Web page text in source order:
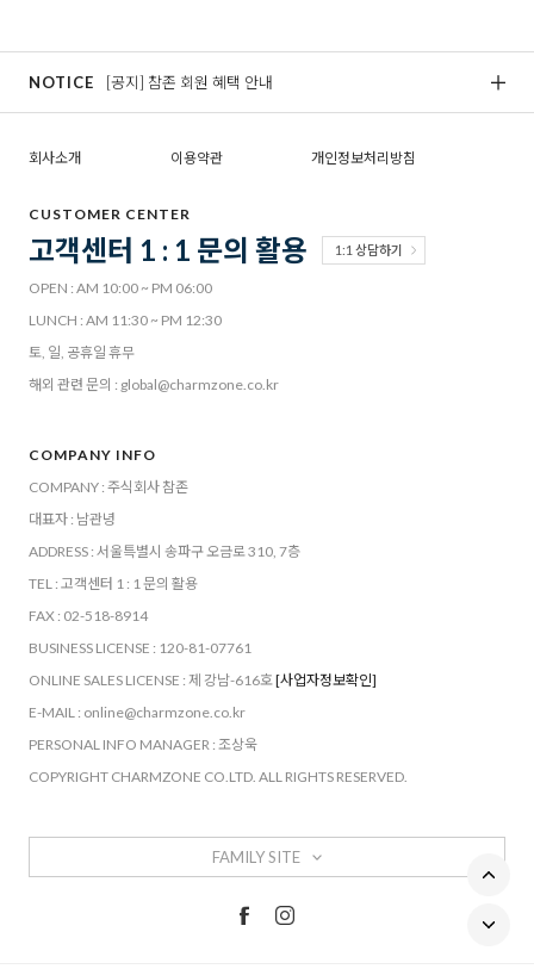
NOTICE [공지] 참존 공식몰 배송안내
회사소개 이용약관 개인정보처리방침
CUSTOMER CENTER
고객센터 1 : 1 문의 활용 1:1 상담하기
OPEN : AM 10:00 ~ PM 06:00
LUNCH : AM 11:30 ~ PM 12:30
토, 일, 공휴일 휴무
해외 관련 문의 : global@charmzone.co.kr
COMPANY INFO
COMPANY : 주식회사 참존
대표자 : 남관녕
ADDRESS : 서울특별시 송파구 오금로 310, 7층
TEL : 고객센터 1 : 1 문의 활용
FAX : 02-518-8914
BUSINESS LICENSE : 120-81-07761
ONLINE SALES LICENSE : 제 강남-616호[사업자정보확인]
E-MAIL : online@charmzone.co.kr
PERSONAL INFO MANAGER : 조상욱
COPYRIGHT CHARMZONE CO.LTD. ALL RIGHTS RESERVED.
FAMILY SITE